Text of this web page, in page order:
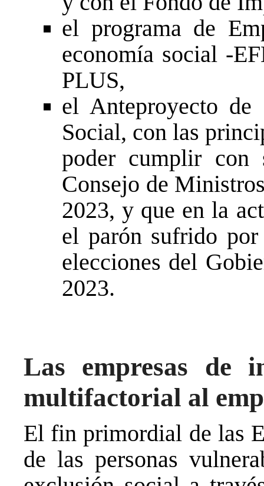
el programa de
economía social -
PLUS,
el Anteproyecto
Social, con las
poder cumplir
Consejo de
2023, y que en la
el parón sufrido
elecciones del
2023.
Las empresas de
multifactorial al
El fin primordial de las
de las personas